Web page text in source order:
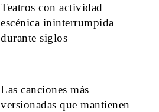
Teatros con actividad
escénica ininterrumpida
durante siglos
Las canciones más
versionadas que mantienen